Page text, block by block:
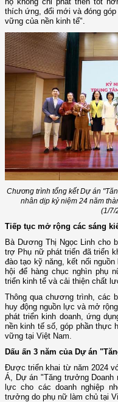
thích ứng, đổi mới và đóng
vững của nền kinh tế".
Chương trình tổng kết Dự án
nhân dịp kỷ niệm 24 năm
(1/7/
Tiếp tục mở rộng các sáng
Bà Dương Thị Ngọc Linh cho
trợ Phụ nữ phát triển đã triển
đào tạo kỹ năng, kết nối
hội để hàng chục nghìn phụ
triển kinh tế và cải thiện chất
Thông qua chương trình, các
huy động nguồn lực và mở
phát triển kinh doanh, ứng
nền kinh tế số, góp phần thực
vững tại Việt Nam.
Dấu ấn 3 năm của Dự án
Được triển khai từ năm 2024
Á, Dự án "Tăng trưởng Doanh
lực cho các doanh nghiệp
trưởng do phụ nữ làm chủ tại